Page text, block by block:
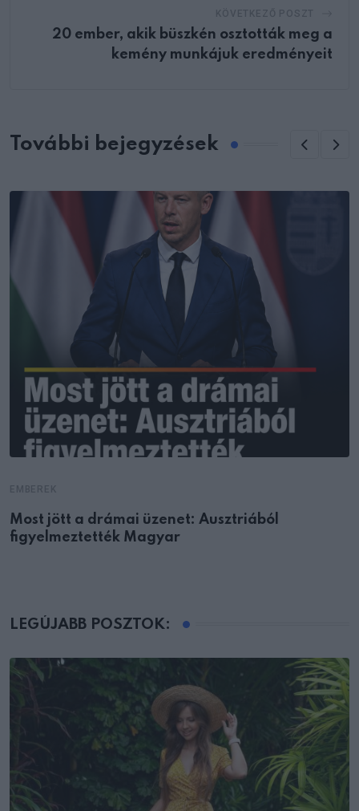
20 ember, akik büszkén osztották meg a
kemény munkájuk eredményeit
További bejegyzések
Most jött a drámai üzenet: Ausztriából
figyelmeztették Magyar
LEGÚJABB POSZTOK: